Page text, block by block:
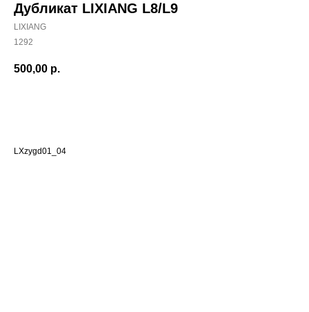
Дубликат LIXIANG L8/L9
LIXIANG
1292
500,00 р.
LXzygd01_04